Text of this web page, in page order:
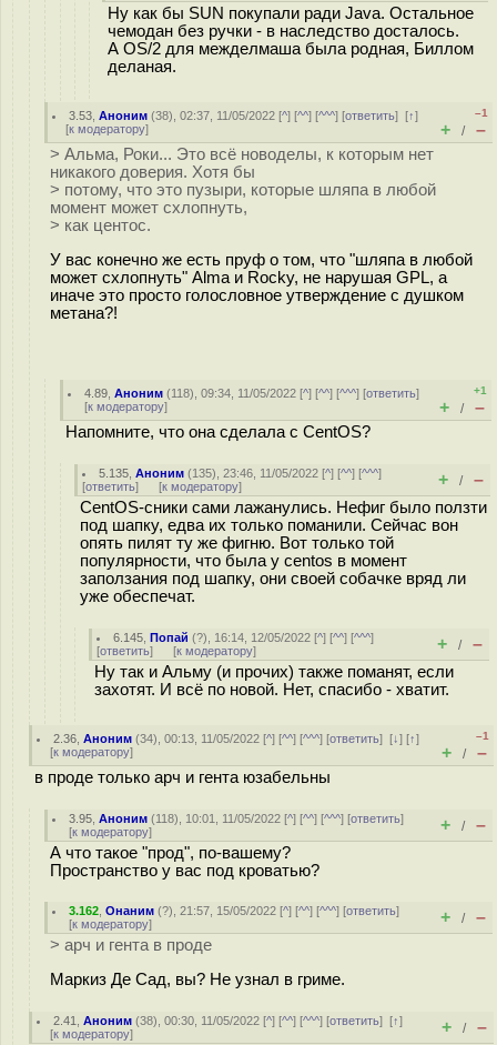
Ну как бы SUN покупали ради Java. Остальное
чемодан без ручки - в наследство досталось.
А OS/2 для межделмаша была родная, Биллом
деланая.
3.53 ,Аноним (38), 02:37, 11/05/2022 [^] [^^] [^^^] [ответить][↑]
[к модератору]
–1
+ / –
> Альма, Роки... Это всё новоделы, к которым нет
никакого доверия. Хотя бы
> потому, что это пузыри, которые шляпа в любой
момент может схлопнуть,
> как центос.
У вас конечно же есть пруф о том, что "шляпа в любой
может схлопнуть" Alma и Rocky, не нарушая GPL, а
иначе это просто голословное утверждение с душком
метана?!
4.89 ,Аноним (118), 09:34, 11/05/2022 [^] [^^] [^^^] [ответить]
[к модератору]
+1
+ / –
Напомните, что она сделала с CentOS?
5.135 ,Аноним (135), 23:46, 11/05/2022 [^] [^^] [^^^]
[ответить] [к модератору] + / –
CentOS-сники сами лажанулись. Нефиг было ползти
под шапку, едва их только поманили. Сейчас вон
опять пилят ту же фигню. Вот только той
популярности, что была у centos в момент
заползания под шапку, они своей собачке вряд ли
уже обеспечат.
6.145 ,Попай (?), 16:14, 12/05/2022 [^] [^^] [^^^]
[ответить] [к модератору] + / –
Ну так и Альму (и прочих) также поманят, если
захотят. И всё по новой. Нет, спасибо - хватит.
2.36 ,Аноним (34), 00:13, 11/05/2022 [^] [^^] [^^^] [ответить][↓] [↑]
[к модератору]
–1
+ / –
в проде только арч и гента юзабельны
3.95 ,Аноним (118), 10:01, 11/05/2022 [^] [^^] [^^^] [ответить]
[к модератору] + / –
А что такое "прод", по-вашему?
Пространство у вас под кроватью?
3.162 ,Онаним (?), 21:57, 15/05/2022 [^] [^^] [^^^] [ответить]
[к модератору] + / –
> арч и гента в проде
Маркиз Де Сад, вы? Не узнал в гриме.
2.41 ,Аноним (38), 00:30, 11/05/2022 [^] [^^] [^^^] [ответить][↑]
[к модератору] + / –